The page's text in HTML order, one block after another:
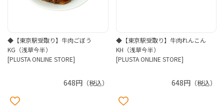
◆【東京駅受取り】牛肉ごぼう
KG（浅草今半）
[PLUSTA ONLINE STORE]
648円（税込）
◆【東京駅受取り】牛肉れんこん
KH（浅草今半）
[PLUSTA ONLINE STORE]
648円 （税込）